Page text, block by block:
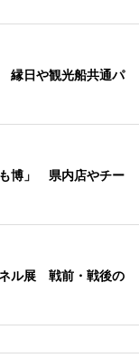
縁日や観光船共通パ
博」 県内店やチー
ル展 戦前・戦後の